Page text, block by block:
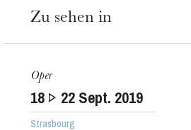
Zu sehen in
Oper
18 22 Sept. 2019
Strasbourg